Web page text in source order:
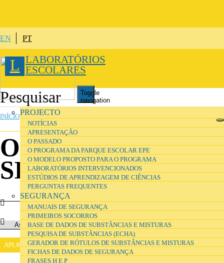
EN PT
L LABORATÓRIOS
ESCOLARES
Toggle
navigation
PROJECTO
NOTÍCIAS
APRESENTAÇÃO
O PASSADO
O PROGRAMA DA PARQUE ESCOLAR EPE
O MODELO PROPOSTO PARA O PROGRAMA
LABORATÓRIOS INTERVENCIONADOS
ESTÚDIOS DE APRENDIZAGEM DE CIÊNCIAS
PERGUNTAS FREQUENTES
SEGURANÇA
MANUAIS DE SEGURANÇA
PRIMEIROS SOCORROS
BASE DE DADOS DE SUBSTÂNCIAS E MISTURAS
PESQUISA DE SUBSTÂNCIAS (ECHA)
GERADOR DE RÓTULOS DE SUBSTÂNCIAS E MISTURAS
FICHAS DE DADOS DE SEGURANÇA
FRASES H E P
ESTÁ AQUI
INÍCIO»ORGANIZAÇÃO
Operadores
SILOGR